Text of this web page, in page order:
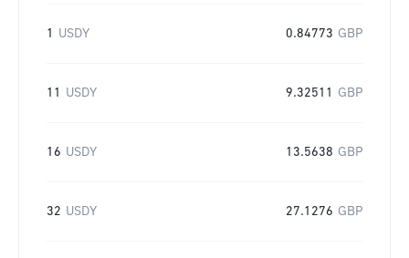
1 USDY 0.84773 GBP
11 USDY 9.32511 GBP
16 USDY 13.5638 GBP
32 USDY 27.1276 GBP